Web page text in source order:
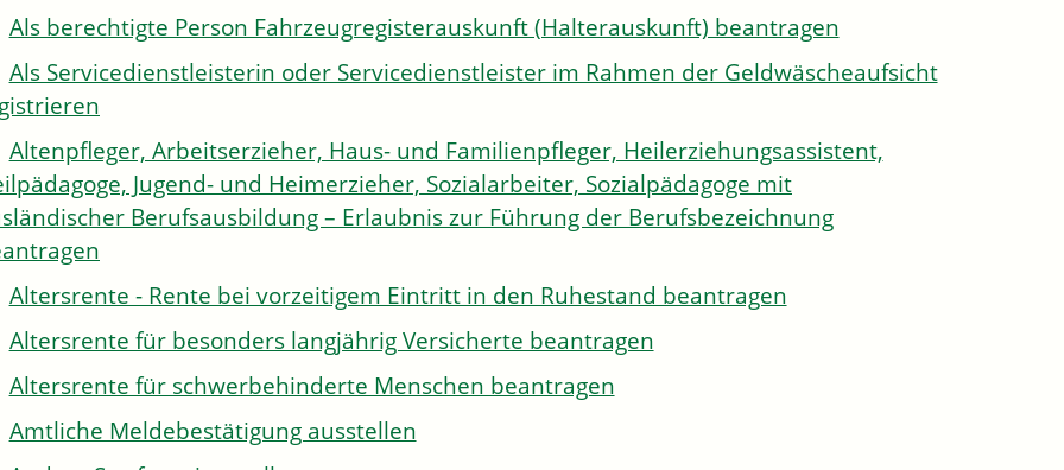
Als berechtigte Person Fahrzeugregisterauskunft (Halterauskunft) beantragen
Als Servicedienstleisterin oder Servicedienstleister im Rahmen der Geldwäscheaufsicht
Altenpfleger, Arbeitserzieher, Haus- und Familienpfleger, Heilerziehungsassistent,
Jugend- und Heimerzieher, Sozialarbeiter, Sozialpädagoge mit
Berufsausbildung – Erlaubnis zur Führung der Berufsbezeichnung
Altersrente - Rente bei vorzeitigem Eintritt in den Ruhestand beantragen
Altersrente für besonders langjährig Versicherte beantragen
Altersrente für schwerbehinderte Menschen beantragen
Amtliche Meldebestätigung ausstellen